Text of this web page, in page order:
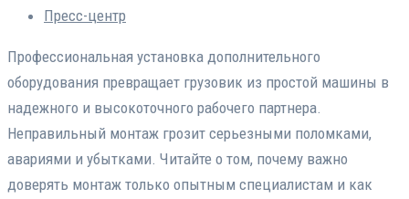
Пресс-центр
Профессиональная установка дополнительного
оборудования превращает грузовик из простой машины в
надежного и высокоточного рабочего партнера.
Неправильный монтаж грозит серьезными поломками,
авариями и убытками. Читайте о том, почему важно
доверять монтаж только опытным специалистам и как